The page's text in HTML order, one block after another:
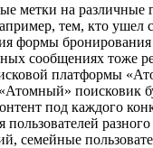
метки на
тем, кто ушел
формы
сообщениях тоже
платформы
поисковик
под каждого
семейные